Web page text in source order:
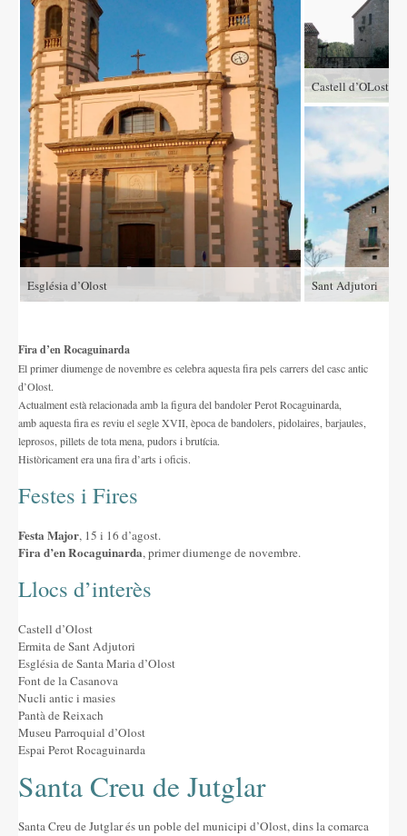
Església d’Olost
Castell d’OLost
Sant Adjutori
Fira d’en Rocaguinarda
El primer diumenge de novembre es celebra aquesta fira pels carrers del casc antic
d’Olost.
Actualment està relacionada amb la figura del bandoler Perot Rocaguinarda,
amb aquesta fira es reviu el segle XVII, època de bandolers, pidolaires, barjaules,
leprosos, pillets de tota mena, pudors i brutícia.
Històricament era una fira d’arts i oficis.
Festes i Fires
Festa Major, 15 i 16 d’agost.
Fira d’en Rocaguinarda, primer diumenge de novembre.
Llocs d’interès
Castell d’Olost
Ermita de Sant Adjutori
Església de Santa Maria d’Olost
Font de la Casanova
Nucli antic i masies
Pantà de Reixach
Museu Parroquial d’Olost
Espai Perot Rocaguinarda
Santa Creu de Jutglar
Santa Creu de Jutglar és un poble del municipi d’Olost, dins la comarca